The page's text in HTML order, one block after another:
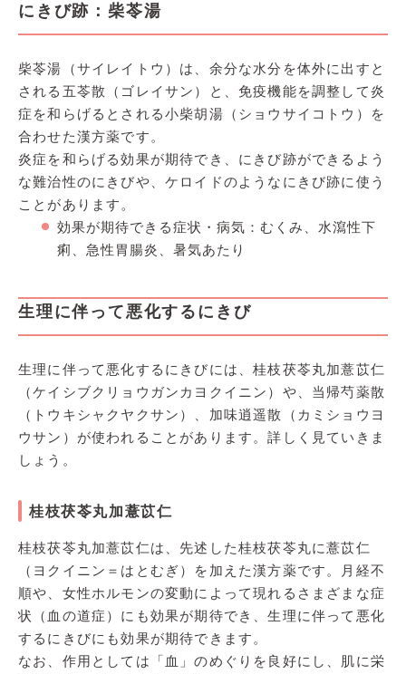
にきび跡：柴苓湯
柴苓湯（サイレイトウ）は、余分な水分を体外に出すと
される五苓散（ゴレイサン）と、免疫機能を調整して炎
症を和らげるとされる小柴胡湯（ショウサイコトウ）を
合わせた漢方薬です。
炎症を和らげる効果が期待でき、にきび跡ができるよう
な難治性のにきびや、ケロイドのようなにきび跡に使う
ことがあります。
効果が期待できる症状・病気：むくみ、水瀉性下
痢、急性胃腸炎、暑気あたり
生理に伴って悪化するにきび
生理に伴って悪化するにきびには、桂枝茯苓丸加薏苡仁
（ケイシブクリョウガンカヨクイニン）や、当帰芍薬散
（トウキシャクヤクサン）、加味逍遥散（カミショウヨ
ウサン）が使われることがあります。詳しく見ていきま
しょう。
桂枝茯苓丸加薏苡仁
桂枝茯苓丸加薏苡仁は、先述した桂枝茯苓丸に薏苡仁
（ヨクイニン＝はとむぎ）を加えた漢方薬です。月経不
順や、女性ホルモンの変動によって現れるさまざまな症
状（血の道症）にも効果が期待でき、生理に伴って悪化
するにきびにも効果が期待できます。
なお、作用としては「血」のめぐりを良好にし、肌に栄